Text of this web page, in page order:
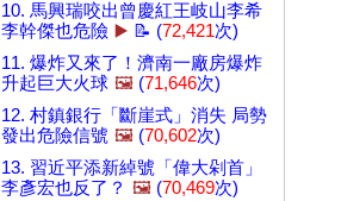
10. 馬興瑞咬出曾慶紅王岐山李希
李幹傑也危險 ▶️ 📝 (72,421次)
11. 爆炸又來了！濟南一廠房爆炸
升起巨大火球 🖼️ (71,646次)
12. 村鎮銀行「斷崖式」消失 局勢
發出危險信號 🖼️ (70,602次)
13. 習近平添新綽號「偉大剁首」
李彥宏也反了？ 🖼️ (70,469次)